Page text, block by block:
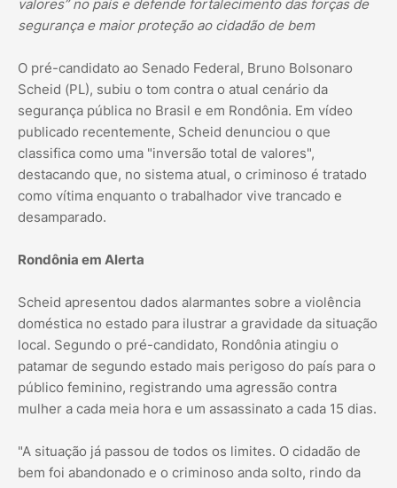
valores” no país e defende fortalecimento das forças de
segurança e maior proteção ao cidadão de bem
O pré-candidato ao Senado Federal, Bruno Bolsonaro
Scheid (PL), subiu o tom contra o atual cenário da
segurança pública no Brasil e em Rondônia. Em vídeo
publicado recentemente, Scheid denunciou o que
classifica como uma "inversão total de valores",
destacando que, no sistema atual, o criminoso é tratado
como vítima enquanto o trabalhador vive trancado e
desamparado.
Rondônia em Alerta
Scheid apresentou dados alarmantes sobre a violência
doméstica no estado para ilustrar a gravidade da situação
local. Segundo o pré-candidato, Rondônia atingiu o
patamar de segundo estado mais perigoso do país para o
público feminino, registrando uma agressão contra
mulher a cada meia hora e um assassinato a cada 15 dias.
"A situação já passou de todos os limites. O cidadão de
bem foi abandonado e o criminoso anda solto, rindo da